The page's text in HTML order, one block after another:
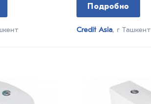
Подробно
Credit Asia, г Ташкент